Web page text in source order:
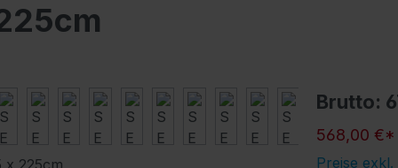
Brutto:
568,00 €*
Preise